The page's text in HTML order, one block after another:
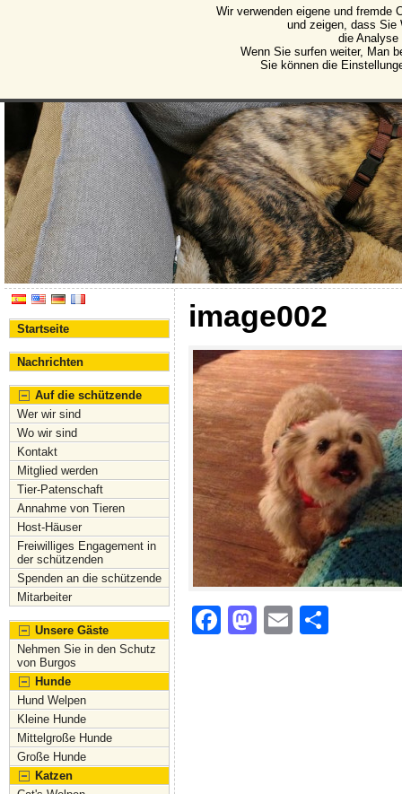
Protectora de Animales
Vereinigung für den Schutz von Tieren und
Startseite
Nachrichten
Auf die schützende
Wer wir sind
Wo wir sind
Kontakt
Mitglied werden
Tier-Patenschaft
Annahme von Tieren
Host-Häuser
Freiwilliges Engagement in
der schützenden
Spenden an die schützende
Mitarbeiter
Unsere Gäste
Nehmen Sie in den Schutz
von Burgos
Hunde
Hund Welpen
Kleine Hunde
Mittelgroße Hunde
Große Hunde
Katzen
image002
F
M
E
Wir verwenden eigene und fremde
und zeigen, dass Sie
die Analyse
Wenn Sie surfen weiter, Man
Sie können die